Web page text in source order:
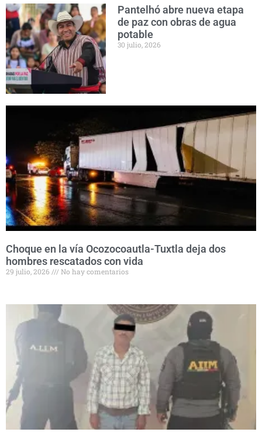
Pantelhó abre nueva etapa
de paz con obras de agua
potable
30 julio, 2026
Choque en la vía Ocozocoautla-Tuxtla deja dos
hombres rescatados con vida
29 julio, 2026 No hay comentarios